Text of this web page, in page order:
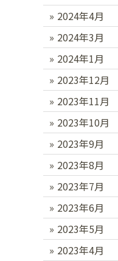
2024年4月
2024年3月
2024年1月
2023年12月
2023年11月
2023年10月
2023年9月
2023年8月
2023年7月
2023年6月
2023年5月
2023年4月